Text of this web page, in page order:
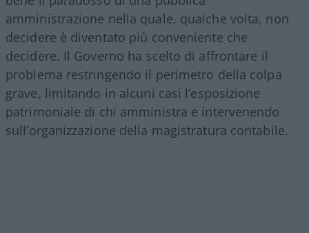
amministrazione nella quale, qualche volta, non
decidere è diventato più conveniente che
decidere. Il Governo ha scelto di affrontare il
problema restringendo il perimetro della colpa
grave, limitando in alcuni casi l’esposizione
patrimoniale di chi amministra e intervenendo
sull’organizzazione della magistratura contabile.